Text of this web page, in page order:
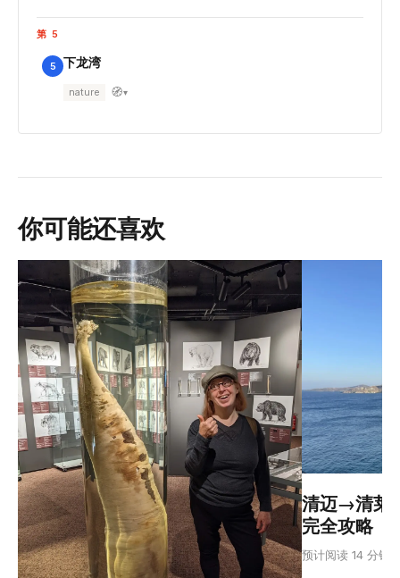
第 5
5 下龙湾
nature 🧭▾
你可能还喜欢
清迈→清莱
完全攻略
预计阅读 14 分钟